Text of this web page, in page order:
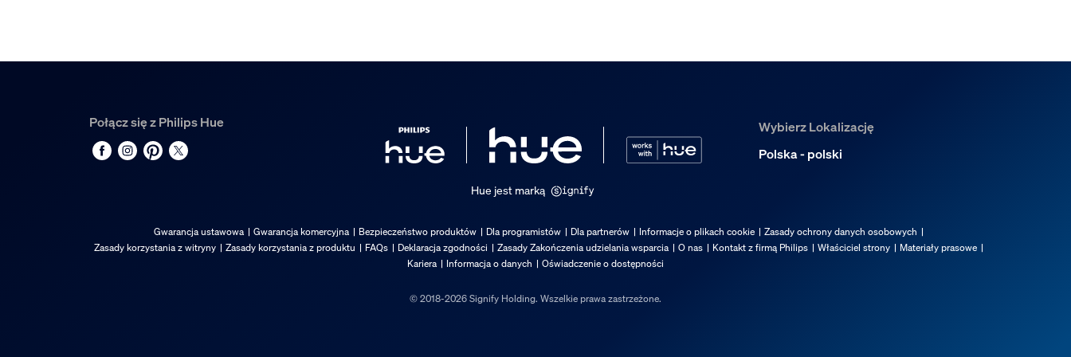
Połącz się z Philips Hue
Wybierz Lokalizację
Polska - polski
Hue jest marką
Gwarancja ustawowa Gwarancja komercyjna Bezpieczeństwo produktów Dla programistów Dla partnerów Informacje o plikach cookie
Zasady ochrony danych osobowych
Zasady korzystania z witryny
Zasady korzystania z produktu FAQs Deklaracja zgodności Zasady Zakończenia udzielania wsparcia O nas Kontakt z firmą Philips Właściciel strony
Materiały prasowe
Kariera
Informacja o danych Oświadczenie o dostępności
© 2018-2026 Signify Holding. Wszelkie prawa zastrzeżone.